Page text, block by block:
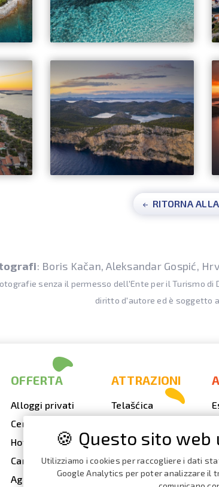
RITORNA
: Boris Kačan, Aleksandar Gospić,
senza il permesso dell'Ente per il Turismo
diritto d'autore ed è soggetto
OFFERTA
Alloggi privati
Cenare fuori
Hotel
Campeggi
Agenzie di viaggio
ATTRAZIONI
Telašćica
Il faro Veli Rat
Spiagge,
insenature
🍪 Questo sito
Utilizziamo i cookies per raccogliere i dati
Google Analytics per poter analizzare il